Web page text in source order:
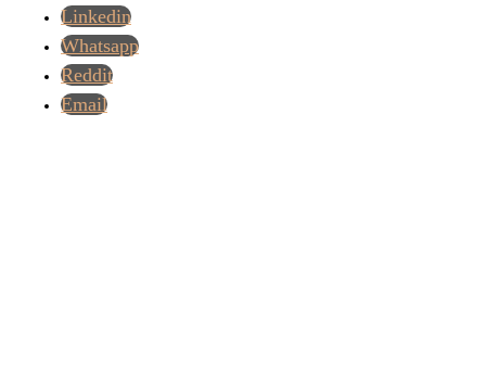
Linkedin
Whatsapp
Reddit
Email